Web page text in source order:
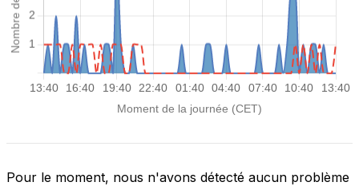
Pour le moment, nous n'avons détecté aucun problème